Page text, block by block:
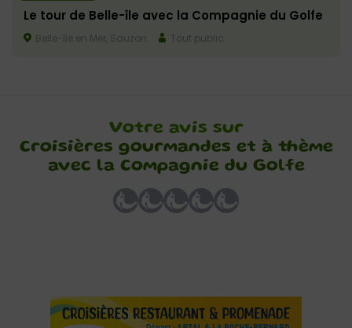
Le tour de Belle-île avec la Compagnie du Golfe
Belle-île en Mer, Sauzon Tout public
Votre avis sur
Croisières gourmandes et à thème
avec la Compagnie du Golfe